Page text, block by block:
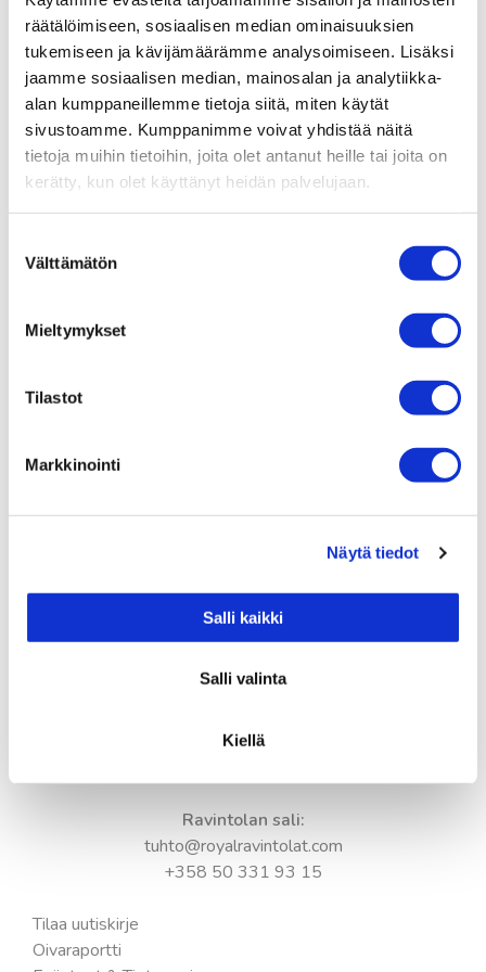
räätälöimiseen, sosiaalisen median ominaisuuksien
tukemiseen ja kävijämäärämme analysoimiseen. Lisäksi
jaamme sosiaalisen median, mainosalan ja analytiikka-
alan kumppaneillemme tietoja siitä, miten käytät
sivustoamme. Kumppanimme voivat yhdistää näitä
tietoja muihin tietoihin, joita olet antanut heille tai joita on
kerätty, kun olet käyttänyt heidän palvelujaan.
valinta
Välttämätön
Mieltymykset
Tilastot
Markkinointi
Näytä tiedot
Salli kaikki
Salli valinta
Kiellä
Taidekahvit
Tuhtossa
Taidekahvit Tuhtossa
27.06.2024
Tuhto – makuhetkiä arkeen ja juhlaan Tampere-talolla.
kulttuurielämys herkulliseen ruokailuun tai poikkea vain
sisään. Olemme täällä sinua varten.
Keittiö suljetaan tuntia ennen ravintolan sulkemista.
Yhteystiedot:
Yliopistokatu 55
Ravintolan sali:
tuhto@royalravintolat.com
+358 50 331 93 15
Tilaa uutiskirje
Oivaraportti